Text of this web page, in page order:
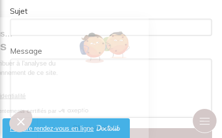
Sujet
Message
Prendre rendez-vous en ligne
nous...
contribuer à l'analyse du
fonctionnement de ce site.
confidentialité
Consentements certifiés par
Ok pour moi